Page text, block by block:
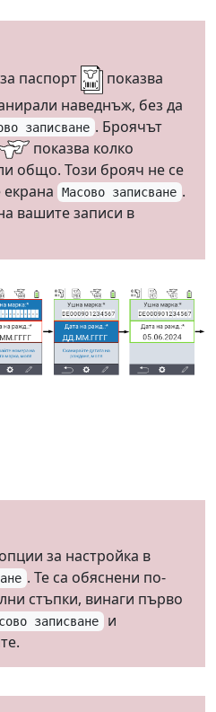
паспорт
показва
наведнъж, без да
записване . Броячът
показва колко
общо. Този брояч не се
екрана
Масово записване .
вашите записи в
за настройка в
. Те са обяснени по-
стъпки, винаги първо
записване и